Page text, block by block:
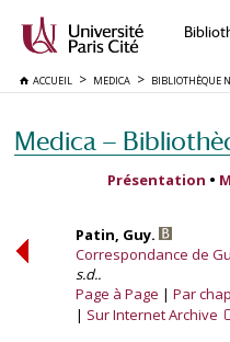
ACCUEIL MEDICA BIBLIOTHÈQUE
Medica —
Présentation •
Patin, Guy.
Correspondance de
s.d..
Page à Page
Par
Sur Internet Archive